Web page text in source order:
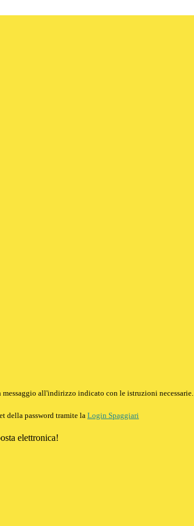
messaggio all'indirizzo indicato con le istruzioni necessarie.
della password tramite la Login Spaggiari
elettronica!